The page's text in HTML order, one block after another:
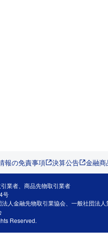
報の免責事項 決算公告 金融
業者、商品先物取引業者
号
人金融先物取引業協会、一般社団法
Reserved.